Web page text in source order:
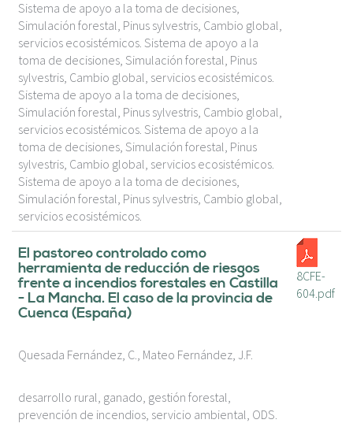
Sistema de apoyo a la toma de decisiones,
Simulación forestal, Pinus sylvestris, Cambio global,
servicios ecosistémicos. Sistema de apoyo a la
toma de decisiones, Simulación forestal, Pinus
sylvestris, Cambio global, servicios ecosistémicos.
Sistema de apoyo a la toma de decisiones,
Simulación forestal, Pinus sylvestris, Cambio global,
servicios ecosistémicos. Sistema de apoyo a la
toma de decisiones, Simulación forestal, Pinus
sylvestris, Cambio global, servicios ecosistémicos.
Sistema de apoyo a la toma de decisiones,
Simulación forestal, Pinus sylvestris, Cambio global,
servicios ecosistémicos.
El pastoreo controlado como
herramienta de reducción de riesgos
frente a incendios forestales en Castilla
- La Mancha. El caso de la provincia de
Cuenca (España)
Quesada Fernández, C., Mateo Fernández, J.F.
desarrollo rural, ganado, gestión forestal,
prevención de incendios, servicio ambiental, ODS.
8CFE-
604.pdf